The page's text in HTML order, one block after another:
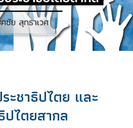
ะชาธิปไตย และ
ปไตยสากล